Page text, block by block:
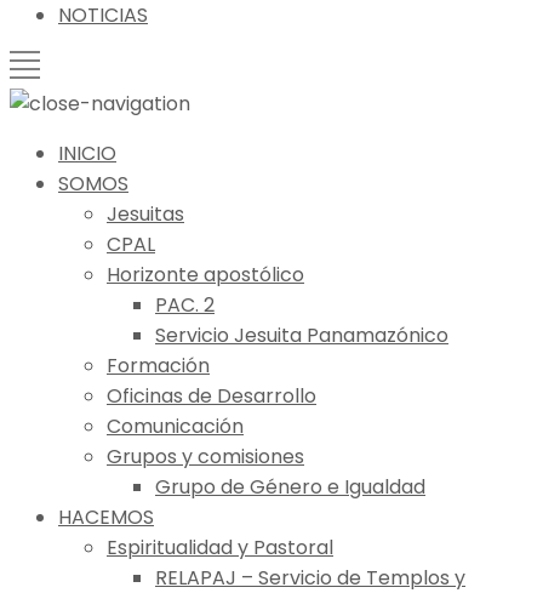
NOTICIAS
INICIO
SOMOS
Jesuitas
CPAL
Horizonte apostólico
PAC. 2
Servicio Jesuita Panamazónico
Formación
Oficinas de Desarrollo
Comunicación
Grupos y comisiones
Grupo de Género e Igualdad
HACEMOS
Espiritualidad y Pastoral
RELAPAJ – Servicio de Templos y